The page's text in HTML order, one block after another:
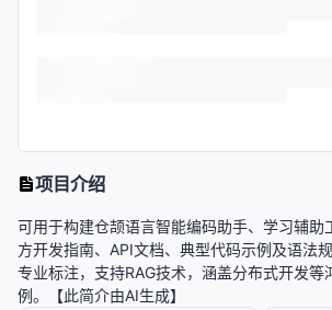
项目介绍
可用于构建仓颉语言智能编码助手、学习辅助
方开发指南、API文档、典型代码示例及语法
专业标注，支持RAG技术，涵盖分布式开发等
例。【此简介由AI生成】